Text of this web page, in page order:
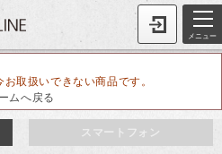
メニュー
取扱いできない商品です。
ムへ戻る
スマートフォン